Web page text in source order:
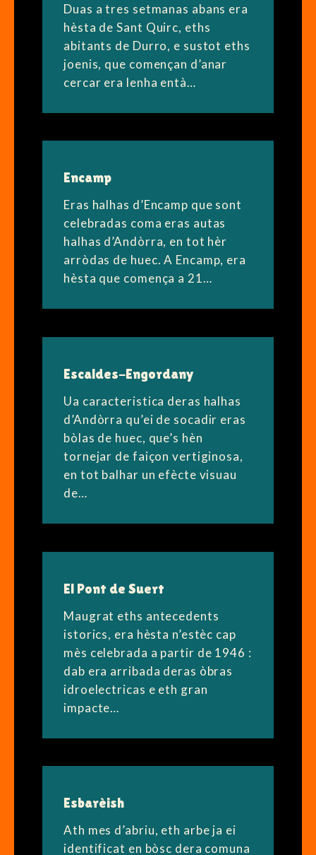
Duas a tres setmanas abans era
hèsta de Sant Quirc, eths
abitants de Durro, e sustot eths
joenis, que començan d’anar
cercar era lenha entà…
Encamp
Eras halhas d’Encamp que sont
celebradas coma eras autas
halhas d’Andòrra, en tot hèr
arròdas de huec. A Encamp, era
hèsta que comença a 21…
Escaldes-Engordany
Ua caracteristica deras halhas
d’Andòrra qu’ei de socadir eras
bòlas de huec, que’s hèn
tornejar de faiçon vertiginosa,
en tot balhar un efècte visuau
de…
El Pont de Suert
Maugrat eths antecedents
istorics, era hèsta n’estèc cap
mès celebrada a partir de 1946 :
dab era arribada deras òbras
idroelectricas e eth gran
impacte…
Esbarèish
Ath mes d’abriu, eth arbe ja ei
identificat en bòsc dera comuna